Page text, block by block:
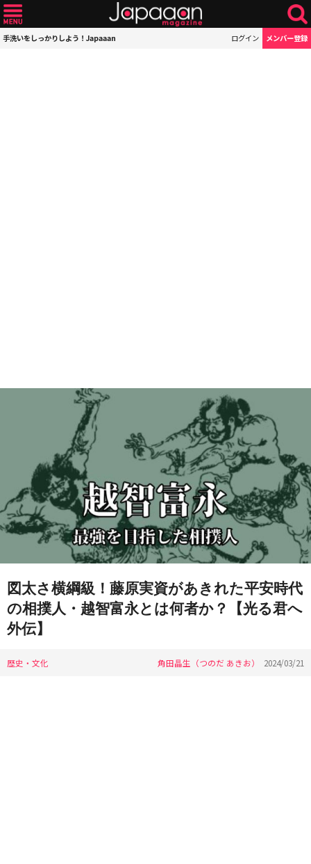
手洗いをしっかりしよう！Japaaan ログイン メンバー登録
図太さ横綱級！藤原実資があきれた平安時代
の相撲人・越智富永とは何者か？【光る君へ
外伝】
歴史・文化 角田晶生（つのだ あきお） 2024/03/21